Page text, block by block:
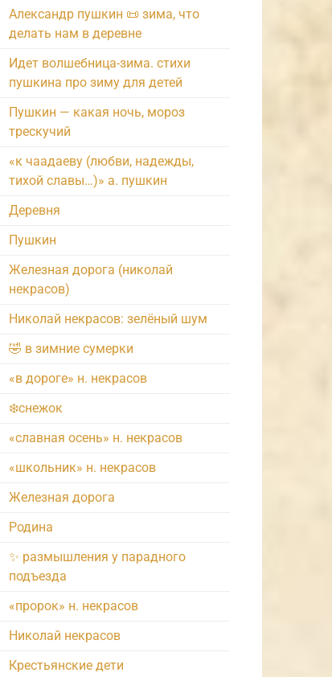
Александр пушкин 📜 зима, что
делать нам в деревне
Идет волшебница-зима. стихи
пушкина про зиму для детей
Пушкин — какая ночь, мороз
трескучий
«к чаадаеву (любви, надежды,
тихой славы…)» а. пушкин
Деревня
Пушкин
Железная дорога (николай
некрасов)
Николай некрасов: зелёный шум
🤣 в зимние сумерки
«в дороге» н. некрасов
❄️снежок
«славная осень» н. некрасов
«школьник» н. некрасов
Железная дорога
Родина
✨ размышления у парадного
подъезда
«пророк» н. некрасов
Николай некрасов
Крестьянские дети